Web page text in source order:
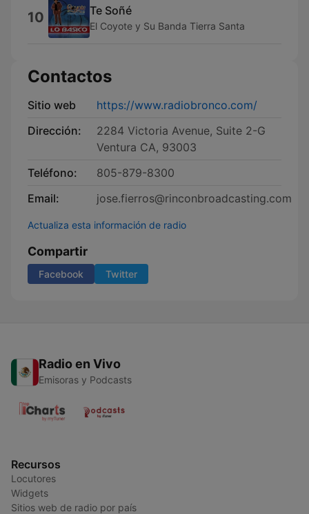
10 Te Soñé
El Coyote y Su Banda Tierra Santa
Contactos
Sitio web
https://www.radiobronco.com/
Dirección:
2284 Victoria Avenue, Suite 2-G
Ventura CA, 93003
Teléfono:
805-879-8300
Email:
jose.fierros@rinconbroadcasting.com
Actualiza esta información de radio
Compartir
Facebook Twitter
Radio en Vivo
Emisoras y Podcasts
Recursos
Locutores
Widgets
Sitios web de radio por país